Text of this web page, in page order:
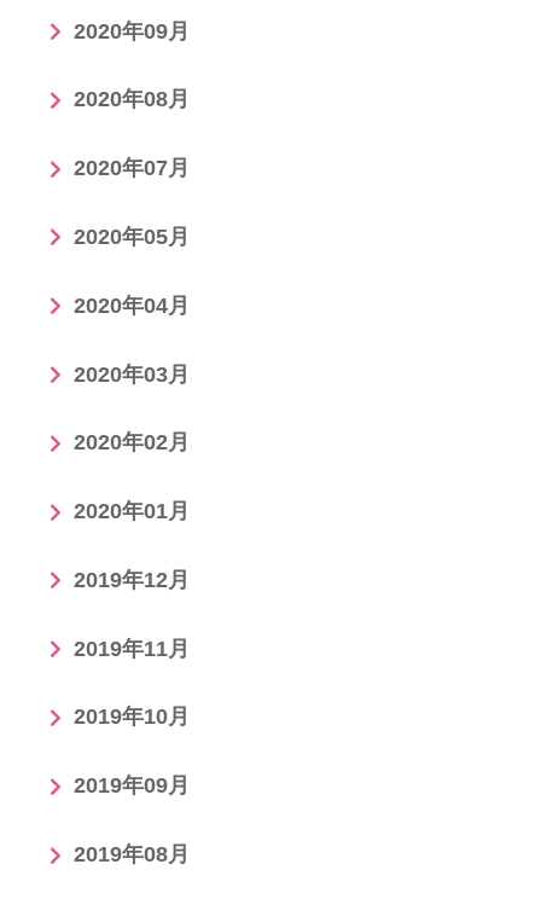
2020年09月
2020年08月
2020年07月
2020年05月
2020年04月
2020年03月
2020年02月
2020年01月
2019年12月
2019年11月
2019年10月
2019年09月
2019年08月